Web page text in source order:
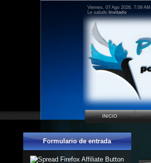
Viernes, 07 Ago 2026, 7:09 AM
Le saludo Invitado
INICIO
Formulario de entrada